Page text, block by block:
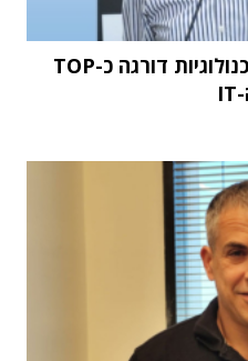
מחקר STKI השנתי: וואן טכנולוגיות דורגה כ-TOP